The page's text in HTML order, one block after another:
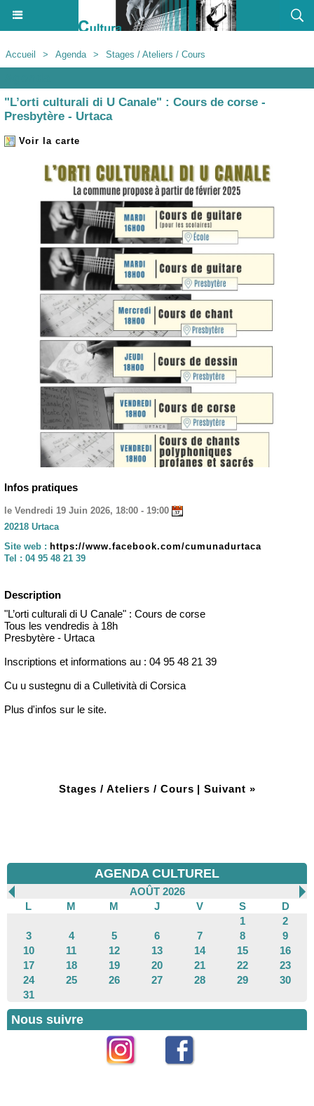
Accueil > Agenda > Stages / Ateliers / Cours
"L’orti culturali di U Canale" : Cours de corse -
Presbytère - Urtaca
Voir la carte
Infos pratiques
le Vendredi 19 Juin 2026, 18:00 - 19:00
20218 Urtaca
Site web : https://www.facebook.com/cumunadurtaca
Tel : 04 95 48 21 39
Description
"L’orti culturali di U Canale" : Cours de corse
Tous les vendredis à 18h
Presbytère - Urtaca
Inscriptions et informations au : 04 95 48 21 39
Cu u sustegnu di a Culletività di Corsica
Plus d'infos sur le site.
Stages / Ateliers / Cours | Suivant »
AGENDA CULTUREL
AOÛT 2026
L
M M J V S
D
1
2
3
4 5 6 7 8
9
10
11 12 13 14 15
16
17
18 19 20 21 22
23
24
25 26 27 28 29
30
31
Nous suivre